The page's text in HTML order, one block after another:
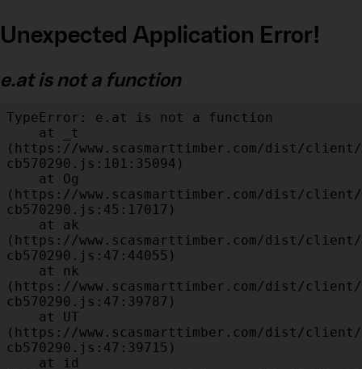
Unexpected Application Error!
e.at is not a function
TypeError: e.at is not a function
(https://www.scasmarttimber.com/dist/
cb570290.js:101:35094)
(https://www.scasmarttimber.com/dist/
cb570290.js:45:17017)
(https://www.scasmarttimber.com/dist/
cb570290.js:47:44055)
(https://www.scasmarttimber.com/dist/
cb570290.js:47:39787)
(https://www.scasmarttimber.com/dist/
cb570290.js:47:39715)